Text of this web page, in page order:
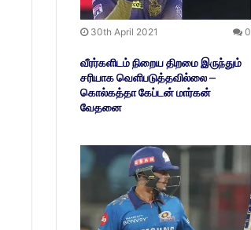
30th April 2021 0
வீரர்களிடம் நிறைய திறமை இருந்தும்
சரியாக வெளிபடுத்தவில்லை –
கொல்கத்தா கேப்டன் மார்கன்
வேதனை